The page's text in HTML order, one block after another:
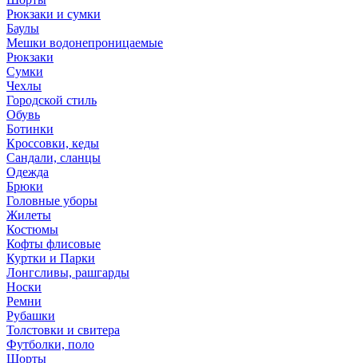
Рюкзаки и сумки
Баулы
Мешки водонепроницаемые
Рюкзаки
Сумки
Чехлы
Городской стиль
Обувь
Ботинки
Кроссовки, кеды
Сандали, сланцы
Одежда
Брюки
Головные уборы
Жилеты
Костюмы
Кофты флисовые
Куртки и Парки
Лонгсливы, рашгарды
Носки
Ремни
Рубашки
Толстовки и свитера
Футболки, поло
Шорты